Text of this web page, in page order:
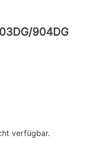
904DG
verfügbar.